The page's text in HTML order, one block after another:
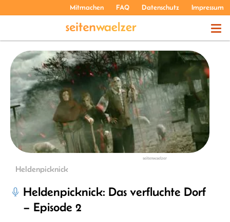
Mitmachen FAQ Datenschutz Impressum
THEMEN
PODCASTS
ÜBER UNS
seitenwaelzer
Heldenpicknick
Heldenpicknick: Das verfluchte Dorf
– Episode 2